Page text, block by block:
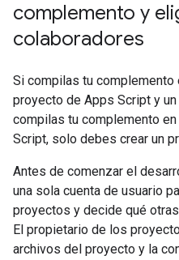
complemento y
colaboradores
Si compilas tu complemento
proyecto de Apps Script y
compilas tu complemento
Script, solo debes crear un
Antes de comenzar el
una sola cuenta de usuario
proyectos y decide qué
El propietario de los
archivos del proyecto y la